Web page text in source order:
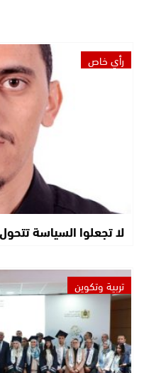
رأي خاص
لا تجعلوا السياسة
تربية وتكوين